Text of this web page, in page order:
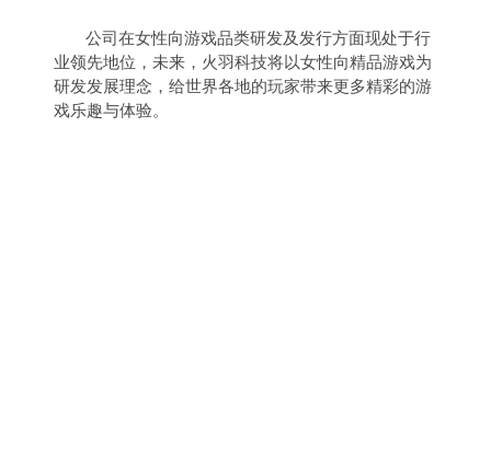
公司在女性向游戏品类研发及发行方面现处于行
业领先地位，未来，火羽科技将以女性向精品游戏为
研发发展理念，给世界各地的玩家带来更多精彩的游
戏乐趣与体验。